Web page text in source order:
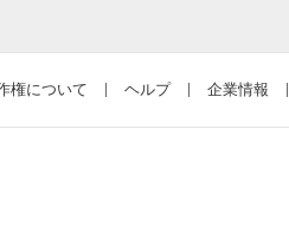
権について ヘルプ 企業情報